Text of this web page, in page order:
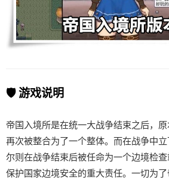
🛡️ 游戏说明
帝国入境所是在统一大战争结束之后，
再次被整合为了一个整体。而在战争中
尔则在战争结束后被任命为一个边境检
保护国家边境安全的重大责任。一切为